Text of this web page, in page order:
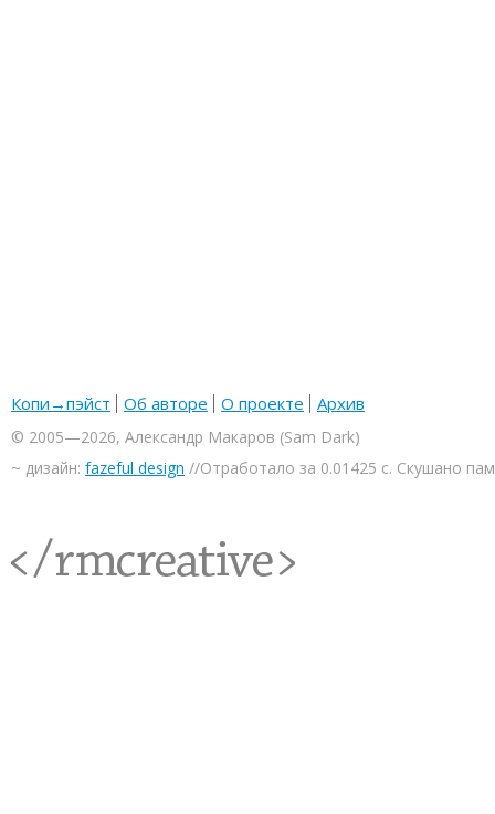
Копи→пэйст Об авторе О проекте Архив
© 2005—2026, Александр Макаров (Sam Dark)
~ дизайн: fazeful design //Отработало за 0.01425 с. Скушано
<rmcreative/>